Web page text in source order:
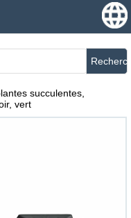
succulentes,
vert